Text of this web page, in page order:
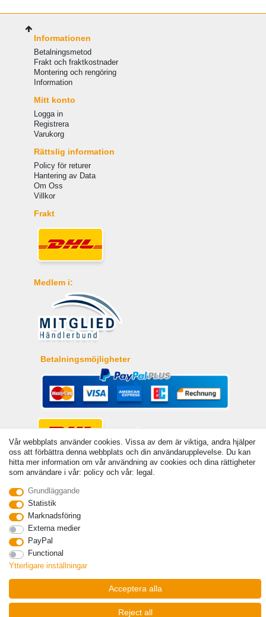
Informationen
Betalningsmetod
Frakt och fraktkostnader
Montering och rengöring
Information
Mitt konto
Logga in
Registrera
Varukorg
Rättslig information
Policy för returer
Hantering av Data
Om Oss
Villkor
Frakt
Medlem i:
Betalningsmöjligheter
© Copyright 2026 | Alla rattigheter forbehallna. - Angivna priser är inklusive 19 %
moms | För grundpris, se respektive artikel | Gäller för försändelser inom Sverige
Withdraw from contract here
Vår webbplats använder cookies. Vissa av dem är viktiga, andra hjälper
oss att förbättra denna webbplats och din användarupplevelse. Du kan
hitta mer information om vår användning av cookies och dina rättigheter
som användare i vår: policy och vår: legal.
Grundläggande
Statistik
Marknadsföring
Externa medier
PayPal
Functional
Ytterligare inställningar
Acceptera alla
Reject all